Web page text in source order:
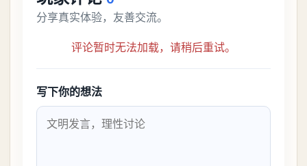
分享真实体验，友善交流。
评论暂时无法加载，请稍后重试。
写下你的想法